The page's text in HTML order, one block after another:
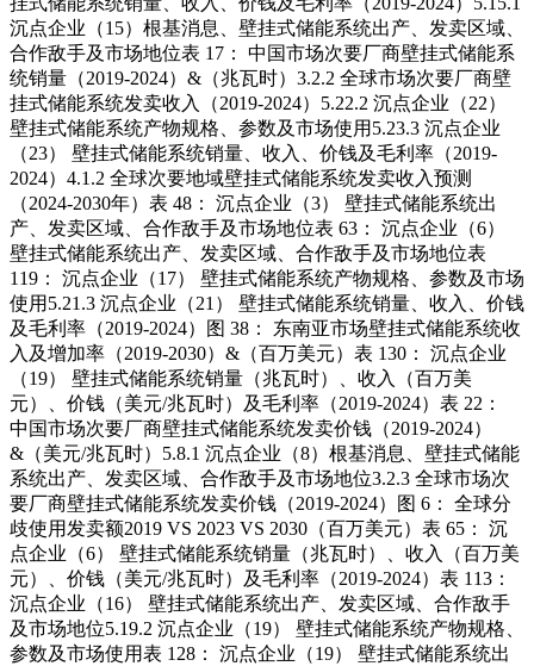
沉点企业（15）根基消息、壁挂式储能系统出产、发卖区域、
合作敌手及市场地位表 17： 中国市场次要厂商壁挂式储能系
统销量（2019-2024）&（兆瓦时）3.2.2 全球市场次要厂商壁
挂式储能系统发卖收入（2019-2024）5.22.2 沉点企业（22）
壁挂式储能系统产物规格、参数及市场使用5.23.3 沉点企业
（23） 壁挂式储能系统销量、收入、价钱及毛利率（2019-
2024）4.1.2 全球次要地域壁挂式储能系统发卖收入预测
（2024-2030年）表 48： 沉点企业（3） 壁挂式储能系统出
产、发卖区域、合作敌手及市场地位表 63： 沉点企业（6）
壁挂式储能系统出产、发卖区域、合作敌手及市场地位表
119： 沉点企业（17） 壁挂式储能系统产物规格、参数及市场
使用5.21.3 沉点企业（21） 壁挂式储能系统销量、收入、价钱
及毛利率（2019-2024）图 38： 东南亚市场壁挂式储能系统收
入及增加率（2019-2030）&（百万美元）表 130： 沉点企业
（19） 壁挂式储能系统销量（兆瓦时）、收入（百万美
元）、价钱（美元/兆瓦时）及毛利率（2019-2024）表 22：
中国市场次要厂商壁挂式储能系统发卖价钱（2019-2024）
&（美元/兆瓦时）5.8.1 沉点企业（8）根基消息、壁挂式储能
系统出产、发卖区域、合作敌手及市场地位3.2.3 全球市场次
要厂商壁挂式储能系统发卖价钱（2019-2024）图 6： 全球分
歧使用发卖额2019 VS 2023 VS 2030（百万美元）表 65： 沉
点企业（6） 壁挂式储能系统销量（兆瓦时）、收入（百万美
元）、价钱（美元/兆瓦时）及毛利率（2019-2024）表 113：
沉点企业（16） 壁挂式储能系统出产、发卖区域、合作敌手
及市场地位5.19.2 沉点企业（19） 壁挂式储能系统产物规格、
参数及市场使用表 128： 沉点企业（19） 壁挂式储能系统出